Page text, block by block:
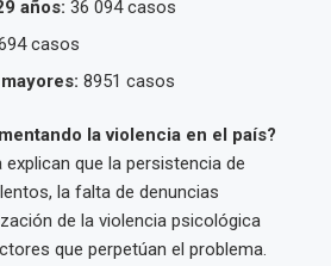
años: 36 094 casos
casos
8951 casos
la violencia en el país?
que la persistencia de
la falta de denuncias
de la violencia psicológica
que perpetúan el problema.